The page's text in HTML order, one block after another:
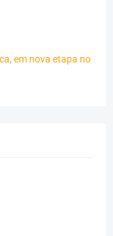
em nova etapa no